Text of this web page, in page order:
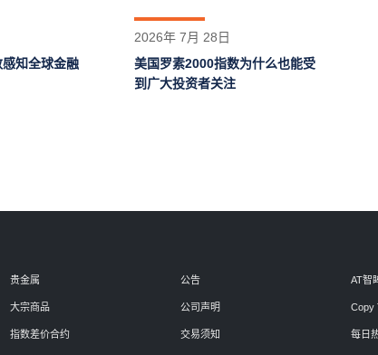
知全球金融
2026年 7月 28日
美国罗素2000指数为什么也能受
到广大投资者关注
贵金属
大宗商品
指数差价合约
公告
公司声明
交易须知
AT智
Copy
每日